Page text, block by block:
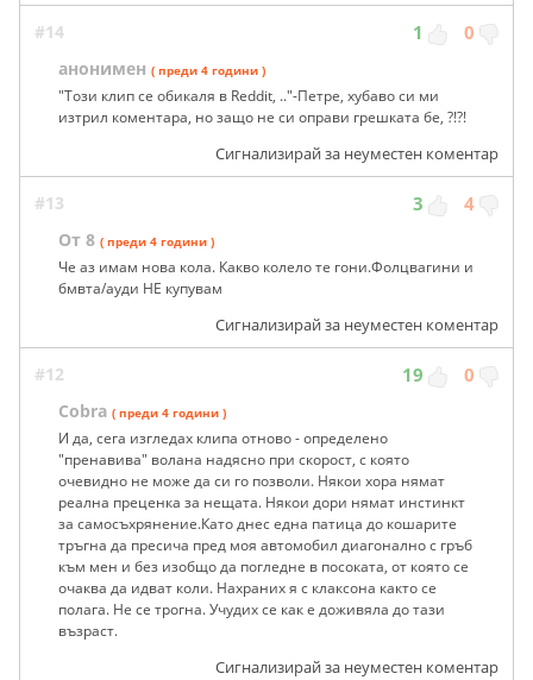
#14 1 0
анонимен ( преди 4 години )
"Този клип се обикаля в Reddit, .."-Петре, хубаво си ми
изтрил коментара, но защо не си оправи грешката бе, ?!?!
Сигнализирай за неуместен коментар
#13 3 4
От 8 ( преди 4 години )
Че аз имам нова кола. Какво колело те гони.Фолцвагини и
бмвта/ауди НЕ купувам
Сигнализирай за неуместен коментар
#12 19 0
Cobra ( преди 4 години )
И да, сега изгледах клипа отново - определено
"пренавива" волана надясно при скорост, с която
очевидно не може да си го позволи. Някои хора нямат
реална преценка за нещата. Някои дори нямат инстинкт
за самосъхрянение.Като днес една патица до кошарите
тръгна да пресича пред моя автомобил диагонално с гръб
към мен и без изобщо да погледне в посоката, от която се
очаква да идват коли. Нахраних я с клаксона както се
полага. Не се трогна. Учудих се как е доживяла до тази
възраст.
Сигнализирай за неуместен коментар